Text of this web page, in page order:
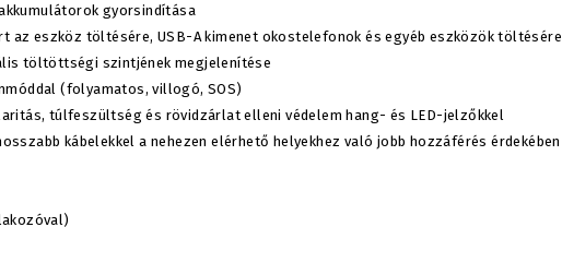
gyorsindítása
az eszköz töltésére, USB-A kimenet okostelefonok és egyéb eszközök töltésére
töltöttségi szintjének megjelenítése
(folyamatos, villogó, SOS)
túlfeszültség és rövidzárlat elleni védelem hang- és LED-jelzőkkel
kábelekkel a nehezen elérhető helyekhez való jobb hozzáférés érdekében